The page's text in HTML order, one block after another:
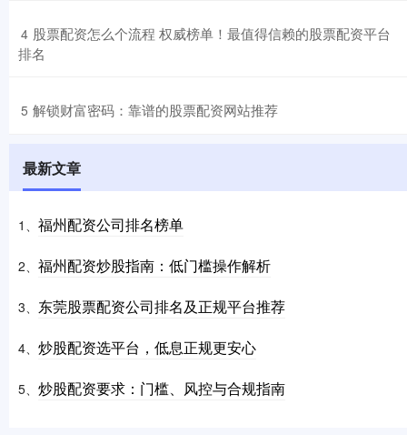
4 ​股票配资怎么个流程 权威榜单！最值得信赖的股票配资平台
排名
5 ​解锁财富密码：靠谱的股票配资网站推荐
最新文章
1、 福州配资公司排名榜单
2、 福州配资炒股指南：低门槛操作解析
3、 东莞股票配资公司排名及正规平台推荐
4、 炒股配资选平台，低息正规更安心
5、 炒股配资要求：门槛、风控与合规指南